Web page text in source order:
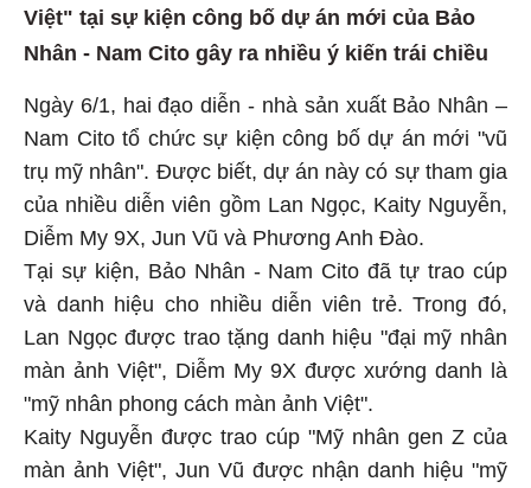
Việt" tại sự kiện công bố dự án mới của Bảo
Nhân - Nam Cito gây ra nhiều ý kiến trái chiều
Ngày 6/1, hai đạo diễn - nhà sản xuất Bảo Nhân –
Nam Cito tổ chức sự kiện công bố dự án mới "vũ
trụ mỹ nhân". Được biết, dự án này có sự tham gia
của nhiều diễn viên gồm Lan Ngọc, Kaity Nguyễn,
Diễm My 9X, Jun Vũ và Phương Anh Đào.
Tại sự kiện, Bảo Nhân - Nam Cito đã tự trao cúp
và danh hiệu cho nhiều diễn viên trẻ. Trong đó,
Lan Ngọc được trao tặng danh hiệu "đại mỹ nhân
màn ảnh Việt", Diễm My 9X được xướng danh là
"mỹ nhân phong cách màn ảnh Việt".
Kaity Nguyễn được trao cúp "Mỹ nhân gen Z của
màn ảnh Việt", Jun Vũ được nhận danh hiệu "mỹ